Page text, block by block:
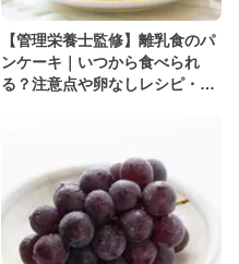
【管理栄養士監修】離乳食のパ
ンケーキ｜いつから食べられ
る？注意点や卵なしレシピ・保